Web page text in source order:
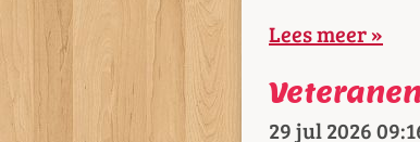
Lees meer »
29 jul 2026